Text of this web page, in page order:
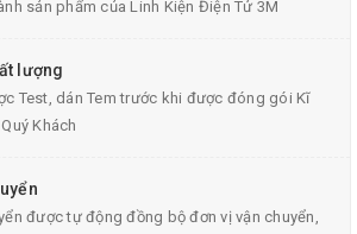
Cảm Biến EE-SX674:
sản phẩm của Linh Kiện Điện Tử 3M
lượng
Test, dán Tem trước khi được đóng gói Kĩ
Khách
được tự động đồng bộ đơn vị vận chuyển,